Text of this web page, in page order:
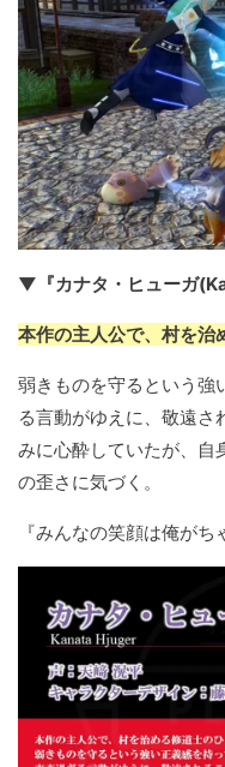
▼『カナタ・ヒューガ
本作の主人公で、村を治
弱きものを守るという強
る言動がゆえに、敬遠さ
みに心酔していたが、自
の歪さに気づく。
『みんなの笑顔は俺がち